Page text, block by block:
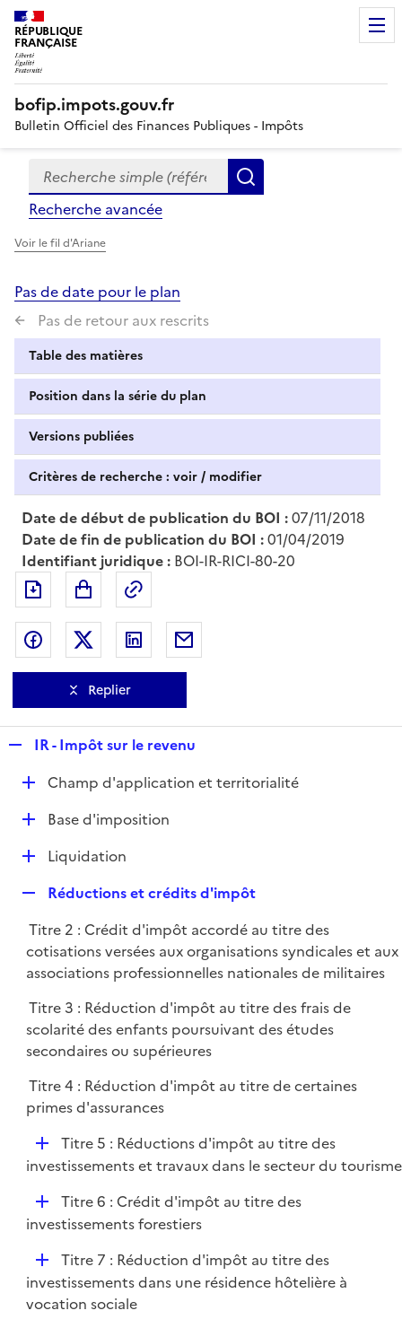
RÉPUBLIQUE
FRANÇAISE
bofip.impots.gouv.fr
Bulletin Officiel des Finances Publiques - Impôts
Formulaire
de
recherche
Recherche simple (références, mots clés, partie du
Recherche avancée
Voir le fil d'Ariane
Pas de date pour le plan
Pas de retour aux rescrits
Table des matières
Position dans la série du plan
Versions publiées
Critères de recherche : voir / modifier
Date de début de publication du BOI :07/11/2018
Date de fin de publication du BOI :01/04/2019
Identifiant juridique : BOI-IR-RICI-80-20
Exporter le document au format pdf
Partager sur Facebook
Partager sur Twitter
Partager sur LinkedIn
Replier
p
l
i
e
IR - Impôt sur le revenu
DChamp d'application et territorialité
D
e
r
Base d'imposition
D
l
i
e
r
Liquidation
p
l
i
e
Réductions et crédits d'impôt
Titre 2 : Crédit d'impôt accordé au titre des
cotisations versées aux organisations syndicales et aux
associations professionnelles nationales de militaires
Titre 3 : Réduction d'impôt au titre des frais de
scolarité des enfants poursuivant des études
secondaires ou supérieures
Titre 4 : Réduction d'impôt au titre de certaines
primes d'assurances
D
é
i
Titre 5 : Réductions d'impôt au titre des
investissements et travaux dans le secteur du tourisme
D
é
i
e
Titre 6 : Crédit d'impôt au titre des
investissements forestiers
D
é
p
Titre 7 : Réduction d'impôt au titre des
investissements dans une résidence hôtelière à
vocation sociale